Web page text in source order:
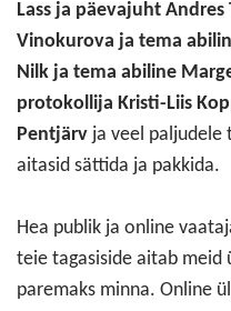
Lass ja päevajuht
Vinokurova ja tema
Nilk ja tema abiline
protokollija Kristi-Liis
Pentjärv ja veel paljudele
aitasid sättida ja pakkida.
Hea publik ja online
teie tagasiside aitab meid
paremaks minna. Online